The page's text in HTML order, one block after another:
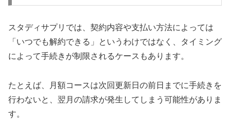
スタディサプリでは、契約内容や支払い方法によっては
「いつでも解約できる」というわけではなく、タイミング
によって手続きが制限されるケースもあります。
たとえば、月額コースは次回更新日の前日までに手続きを
行わないと、翌月の請求が発生してしまう可能性がありま
す。